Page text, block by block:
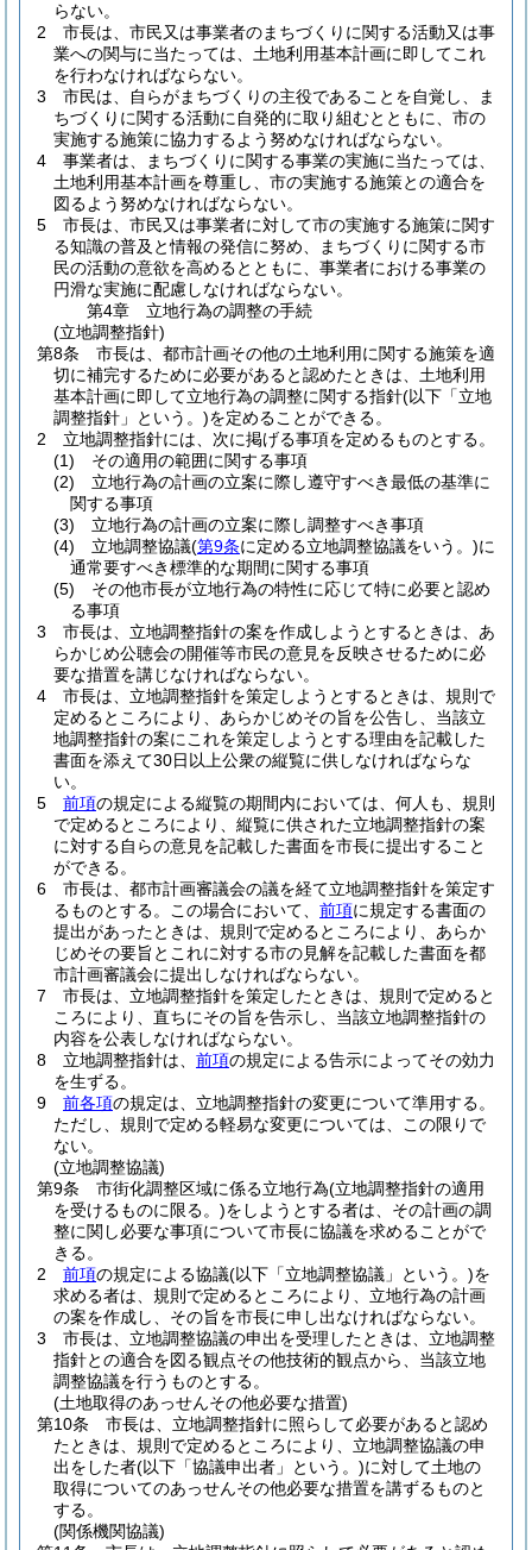
らない。
2
市長は、市民又は事業者のまちづくりに関する活動又は事
業への関与に当たっては、土地利用基本計画に即してこれ
を行わなければならない。
3
市民は、自らがまちづくりの主役であることを自覚し、ま
ちづくりに関する活動に自発的に取り組むとともに、市の
実施する施策に協力するよう努めなければならない。
4
事業者は、まちづくりに関する事業の実施に当たっては、
土地利用基本計画を尊重し、市の実施する施策との適合を
図るよう努めなければならない。
5
市長は、市民又は事業者に対して市の実施する施策に関す
る知識の普及と情報の発信に努め、まちづくりに関する市
民の活動の意欲を高めるとともに、事業者における事業の
円滑な実施に配慮しなければならない。
第4章
立地行為の調整の手続
(立地調整指針)
第8条
市長は、都市計画その他の土地利用に関する施策を適
切に補完するために必要があると認めたときは、土地利用
基本計画に即して立地行為の調整に関する指針(以下「立地
調整指針」という。)を定めることができる。
2
立地調整指針には、次に掲げる事項を定めるものとする。
(1)
その適用の範囲に関する事項
(2)
立地行為の計画の立案に際し遵守すべき最低の基準に
関する事項
(3)
立地行為の計画の立案に際し調整すべき事項
(4)
立地調整協議(第9条に定める立地調整協議をいう。)に
通常要すべき標準的な期間に関する事項
(5)
その他市長が立地行為の特性に応じて特に必要と認め
る事項
3
市長は、立地調整指針の案を作成しようとするときは、あ
らかじめ公聴会の開催等市民の意見を反映させるために必
要な措置を講じなければならない。
4
市長は、立地調整指針を策定しようとするときは、規則で
定めるところにより、あらかじめその旨を公告し、当該立
地調整指針の案にこれを策定しようとする理由を記載した
書面を添えて30日以上公衆の縦覧に供しなければならな
い。
5
前項の規定による縦覧の期間内においては、何人も、規則
で定めるところにより、縦覧に供された立地調整指針の案
に対する自らの意見を記載した書面を市長に提出すること
ができる。
6
市長は、都市計画審議会の議を経て立地調整指針を策定す
るものとする。
この場合において、 前項に規定する書面の
提出があったときは、規則で定めるところにより、あらか
じめその要旨とこれに対する市の見解を記載した書面を都
市計画審議会に提出しなければならない。
7
市長は、立地調整指針を策定したときは、規則で定めると
ころにより、直ちにその旨を告示し、当該立地調整指針の
内容を公表しなければならない。
8
立地調整指針は、 前項の規定による告示によってその効力
を生ずる。
9
前各項の規定は、立地調整指針の変更について準用する。
ただし、規則で定める軽易な変更については、この限りで
ない。
(立地調整協議)
第9条
市街化調整区域に係る立地行為(立地調整指針の適用
を受けるものに限る。)をしようとする者は、その計画の調
整に関し必要な事項について市長に協議を求めることがで
きる。
2
前項の規定による協議(以下「立地調整協議」という。)を
求める者は、規則で定めるところにより、立地行為の計画
の案を作成し、その旨を市長に申し出なければならない。
3
市長は、立地調整協議の申出を受理したときは、立地調整
指針との適合を図る観点その他技術的観点から、当該立地
調整協議を行うものとする。
(土地取得のあっせんその他必要な措置)
第10条
市長は、立地調整指針に照らして必要があると認め
たときは、規則で定めるところにより、立地調整協議の申
出をした者(以下「協議申出者」という。)に対して土地の
取得についてのあっせんその他必要な措置を講ずるものと
する。
(関係機関協議)